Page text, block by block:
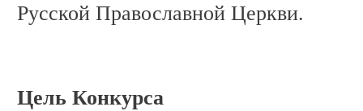
Русской Православной Церкви.
Цель Конкурса